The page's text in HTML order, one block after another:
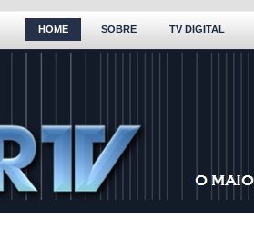
HOME SOBRE TV DIGITAL